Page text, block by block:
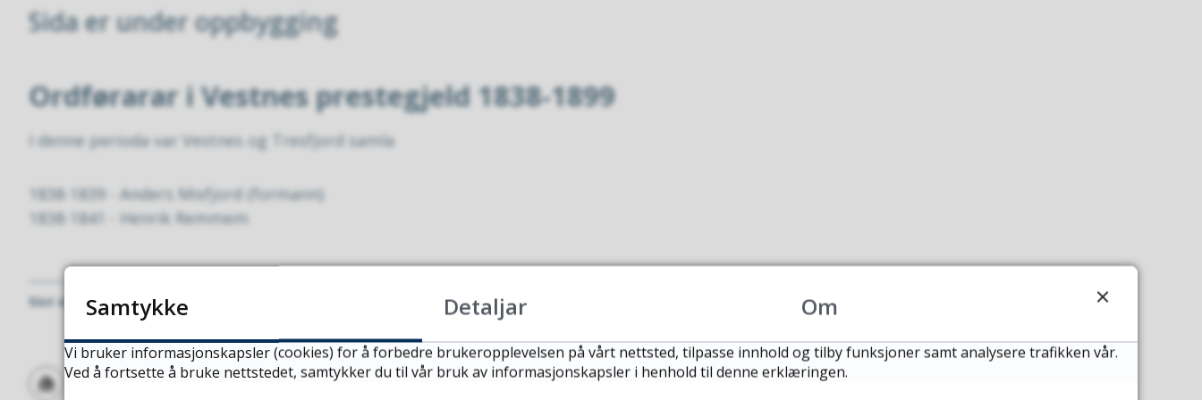
Sida er under oppbygging
Ordførarar i Vestnes prestegjeld 1838-1899
I denne perioda var Vestnes og Tresfjord samla
1838-1839 - Anders Misfjord (formann)
1838-1841 - Henrik Remmem
Sist endra 25.04.2024 13.38
Samtykke Detaljar Om
Vi bruker informasjonskapsler (cookies) for å forbedre brukeropplevelsen på vårt nettsted, tilpasse innhold og tilby funksjoner samt analysere trafikken vår.
Ved å fortsette å bruke nettstedet, samtykker du til vår bruk av informasjonskapsler i henhold til denne erklæringen.